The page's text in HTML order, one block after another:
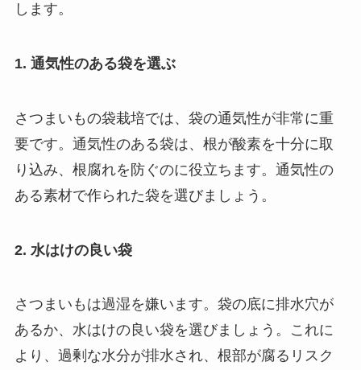
します。
1. 通気性のある袋を選ぶ
さつまいもの袋栽培では、袋の通気性が非常に重
要です。通気性のある袋は、根が酸素を十分に取
り込み、根腐れを防ぐのに役立ちます。通気性の
ある素材で作られた袋を選びましょう。
2. 水はけの良い袋
さつまいもは過湿を嫌います。袋の底に排水穴が
あるか、水はけの良い袋を選びましょう。これに
より、過剰な水分が排水され、根部が腐るリスク